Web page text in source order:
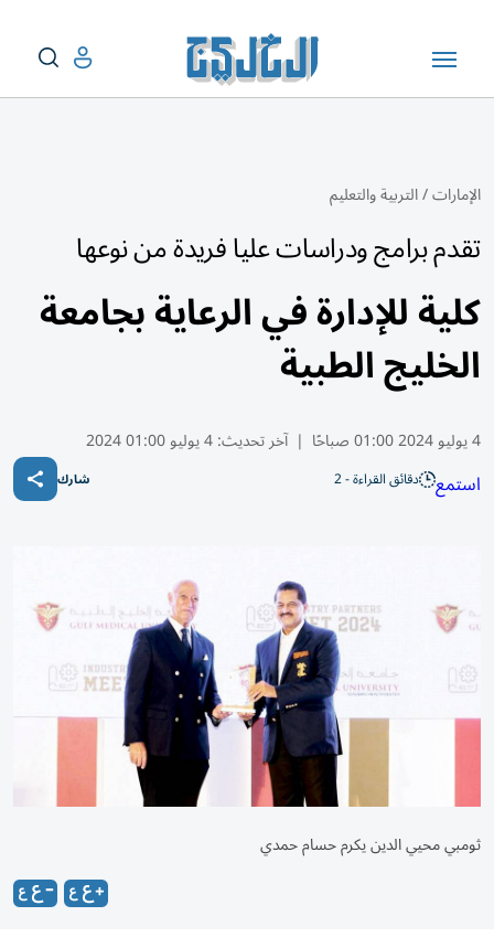
الإمارات/التربية والتعليم
تقدم برامج ودراسات عليا فريدة من نوعها
كلية للإدارة في الرعاية بجامعة
الخليج الطبية
4 يوليو 2024 01:00 صباحًا | آخر تحديث:4 يوليو 01:00 2024
استمع دقائق القراءة - 2 شارك
ثومبي محيي الدين يكرم حسام حمدي